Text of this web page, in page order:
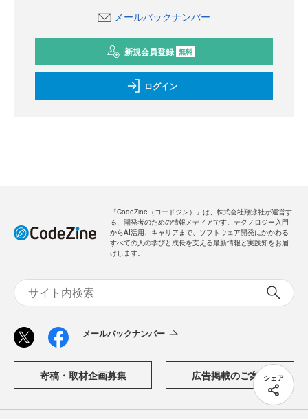
シェア
メールバックナンバー
新規会員登録 無料
ログイン
「CodeZine（コードジン）」は、株式会社翔泳社が運営す
る、開発者のための情報メディアです。テクノロジー入門
からAI活用、キャリアまで、ソフトウェア開発にかかわる
すべての人の学びと成長を支える最新情報と実践知をお届
けします。
メールバックナンバー
寄稿・取材企画募集 広告掲載のご案内